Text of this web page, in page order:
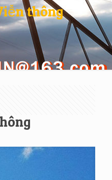
thông